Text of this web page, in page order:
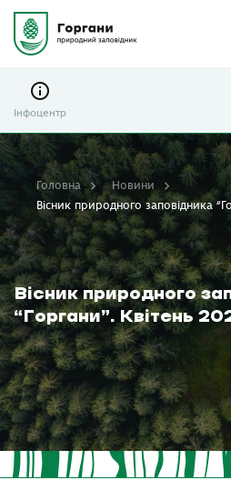
Інфоцентр
Вісник природного
“Горгани”. Квітень
Головна
Новини
Вісник природного заповідника